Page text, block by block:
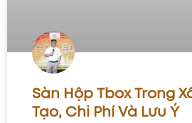
Sàn Hộp Tbox Trong
Tạo, Chi Phí Và Lưu Ý